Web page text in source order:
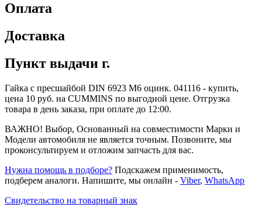
Оплата
Доставка
Пункт выдачи г.
Гайка с пресшайбой DIN 6923 M6 оцинк. 041116 - купить,
цена 10 руб. на CUMMINS по выгодной цене. Отгрузка
товара в день заказа, при оплате до 12:00.
ВАЖНО! Выбор, Основанный на совместимости Марки и
Модели автомобиля не является точным. Позвоните, мы
проконсультируем и отложим запчасть для вас.
Нужна помощь в подборе? Подскажем применимость,
подберем аналоги. Напишите, мы онлайн - Viber, WhatsApp
Свидетельство на товарный знак